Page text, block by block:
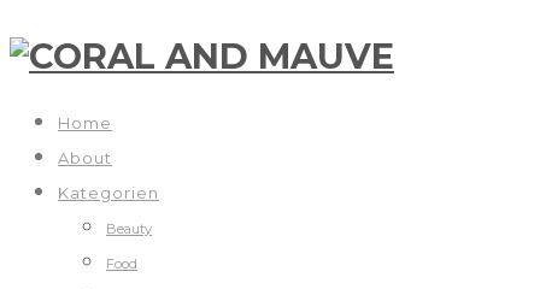
Home
About
Kategorien
Beauty
Food